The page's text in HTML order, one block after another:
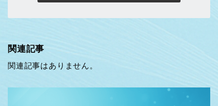
関連記事
関連記事はありません。